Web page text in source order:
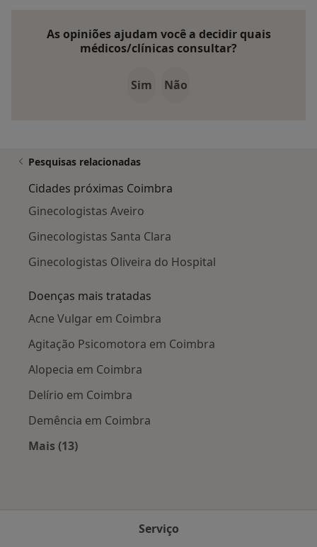
As opiniões ajudam você a decidir quais
médicos/clínicas consultar?
Sim Não
Pesquisas relacionadas
Cidades próximas Coimbra
Ginecologistas Aveiro
Ginecologistas Santa Clara
Ginecologistas Oliveira do Hospital
Doenças mais tratadas
Acne Vulgar em Coimbra
Agitação Psicomotora em Coimbra
Alopecia em Coimbra
Delírio em Coimbra
Demência em Coimbra
Mais (13)
Serviço